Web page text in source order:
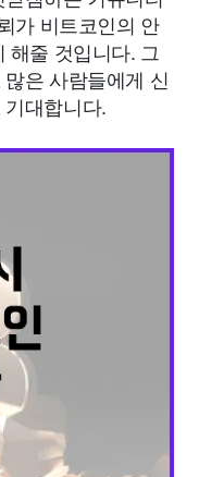
가 비트코인의 안
해줄 것입니다. 그
은 사람들에게 신
대합니다.